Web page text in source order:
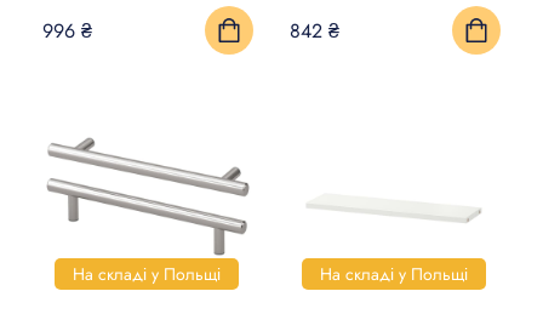
996 ₴ 842 ₴
На складі у Польщі На складі у Польщі